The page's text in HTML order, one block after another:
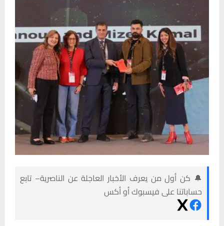
🔔 كن أول من يعرف الأخبار العاجلة عن الناصرية– تابع
حساباتنا على فيسبوك أو أكس